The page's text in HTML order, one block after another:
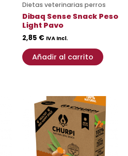
Dietas veterinarias perros
Dibaq Sense Snack Peso
Light Pavo
2,85 € IVA Incl.
Añadir al carrito
producto
múltiples
variantes.